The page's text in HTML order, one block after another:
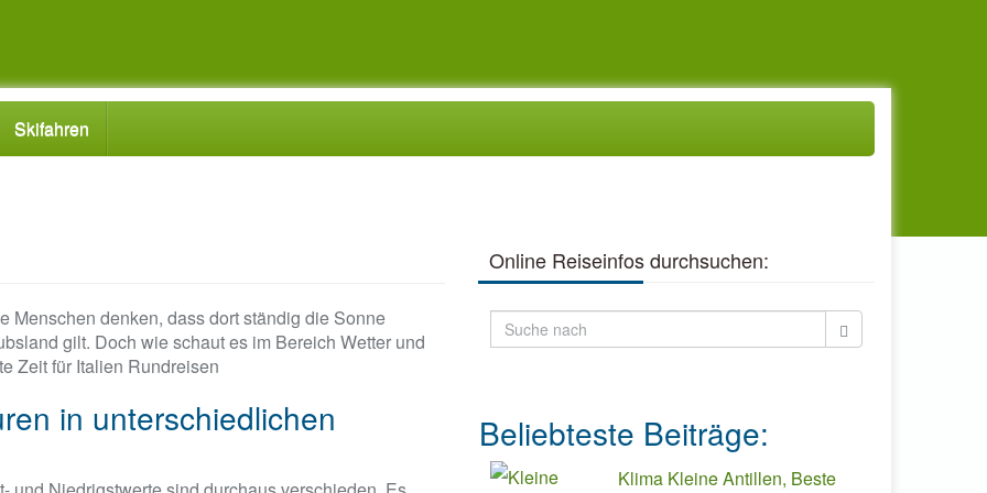
Skifahren
Menschen denken, dass dort ständig die Sonne
gilt. Doch wie schaut es im Bereich Wetter und
Zeit für Italien Rundreisen
in unterschiedlichen
Online Reiseinfos durchsuchen:
Beliebteste Beiträge:
Klima Kleine Antillen, Beste